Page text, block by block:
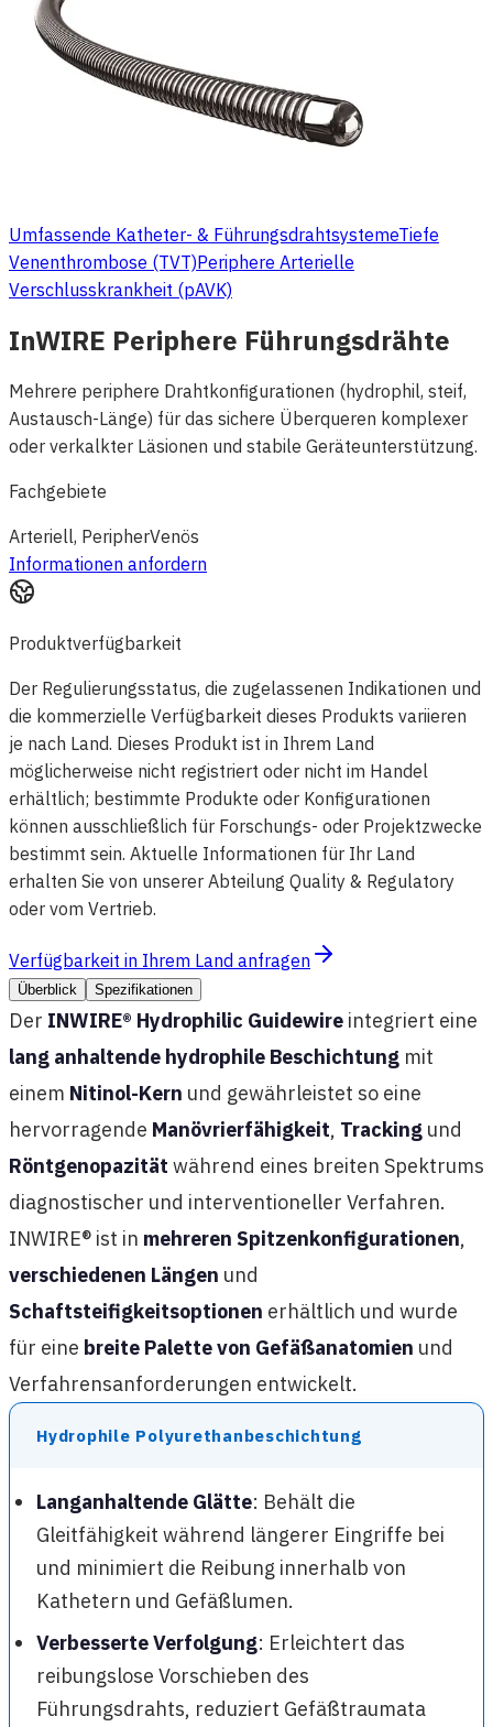
Umfassende Katheter- & FührungsdrahtsystemeTiefe
Venenthrombose (TVT)Periphere Arterielle
Verschlusskrankheit (pAVK)
InWIRE Periphere Führungsdrähte
Mehrere periphere Drahtkonfigurationen (hydrophil, steif,
Austausch-Länge) für das sichere Überqueren komplexer
oder verkalkter Läsionen und stabile Geräteunterstützung.
Fachgebiete
Arteriell, PeripherVenös
Informationen anfordern
Produktverfügbarkeit
Der Regulierungsstatus, die zugelassenen Indikationen und
die kommerzielle Verfügbarkeit dieses Produkts variieren
je nach Land. Dieses Produkt ist in Ihrem Land
möglicherweise nicht registriert oder nicht im Handel
erhältlich; bestimmte Produkte oder Konfigurationen
können ausschließlich für Forschungs- oder Projektzwecke
bestimmt sein. Aktuelle Informationen für Ihr Land
erhalten Sie von unserer Abteilung Quality & Regulatory
oder vom Vertrieb.
Verfügbarkeit in Ihrem Land anfragen
Überblick Spezifikationen
Der INWIRE® Hydrophilic Guidewire integriert eine
lang anhaltende hydrophile Beschichtung mit
einem Nitinol-Kern und gewährleistet so eine
hervorragende Manövrierfähigkeit, Tracking und
Röntgenopazität während eines breiten Spektrums
diagnostischer und interventioneller Verfahren.
INWIRE® ist in mehreren Spitzenkonfigurationen,
verschiedenen Längen und
Schaftsteifigkeitsoptionen erhältlich und wurde
für eine breite Palette von Gefäßanatomien und
Verfahrensanforderungen entwickelt.
Hydrophile Polyurethanbeschichtung
Langanhaltende Glätte: Behält die
Gleitfähigkeit während längerer Eingriffe bei
und minimiert die Reibung innerhalb von
Kathetern und Gefäßlumen.
Verbesserte Verfolgung: Erleichtert das
reibungslose Vorschieben des
Führungsdrahts, reduziert Gefäßtraumata